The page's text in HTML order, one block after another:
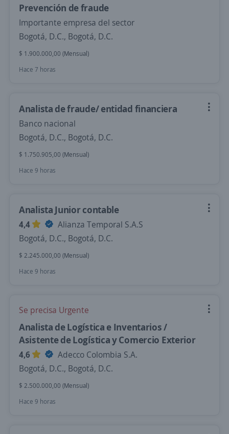
Prevención de fraude
Importante empresa del sector
Bogotá, D.C., Bogotá, D.C.
$ 1.900.000,00 (Mensual)
Hace 7 horas
Analista de fraude/ entidad financiera
Banco nacional
Bogotá, D.C., Bogotá, D.C.
$ 1.750.905,00 (Mensual)
Hace 9 horas
Analista Junior contable
4,4
Alianza Temporal S.A.S
Bogotá, D.C., Bogotá, D.C.
$ 2.245.000,00 (Mensual)
Hace 9 horas
Se precisa Urgente
Analista de Logística e Inventarios /
Asistente de Logística y Comercio Exterior
4,6
Adecco Colombia S.A.
Bogotá, D.C., Bogotá, D.C.
$ 2.500.000,00 (Mensual)
Hace 9 horas